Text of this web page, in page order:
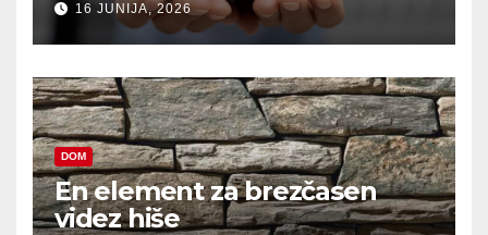
16 JUNIJA, 2026
DOM
En element za brezčasen
videz hiše